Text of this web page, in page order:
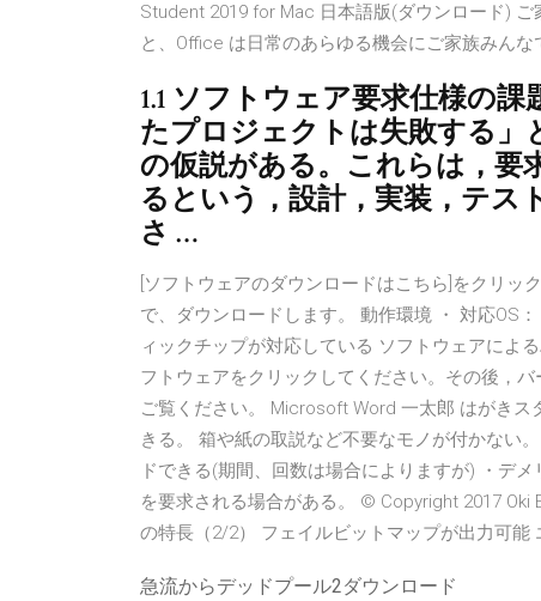
Student 2019 for Mac 日本語版(ダウンロード)
と、Office は日常のあらゆる機会にご家族みんな
1.1 ソフトウェア要求仕様の
たプロジェクトは失敗する」
の仮説がある。これらは，要
るという，設計，実装，テス
さ …
[ソフトウェアのダウンロードはこちら]をクリッ
で、ダウンロードします。 動作環境 ・ 対応OS
ィックチップが対応している ソフトウェアによ
フトウェアをクリックしてください。その後，
ご覧ください。 Microsoft Word 一太郎 はがき
きる。 箱や紙の取説など不要なモノが付かない
ドできる(期間、回数は場合によりますが) ・デ
を要求される場合がある。 © Copyright 2017 Oki
の特長（2/2） フェイルビットマップが出力可
急流からデッドプール2ダウンロード